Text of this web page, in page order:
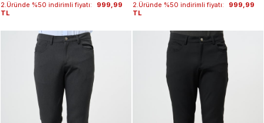
2.Üründe %50 indirimli fiyatı:
999,99
TL
2.Üründe %50 indirimli fiyatı:
999,99
TL